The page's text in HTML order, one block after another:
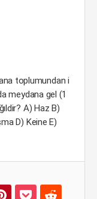
toplumundan i
meydana gel (1
A) Haz B)
D) Keine E)